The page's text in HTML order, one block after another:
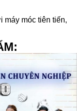
máy móc tiên tiến,